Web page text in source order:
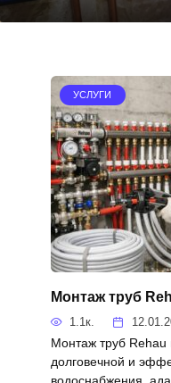
УСЛУГИ
Монтаж труб
1.1к.
Монтаж труб
долговечной и